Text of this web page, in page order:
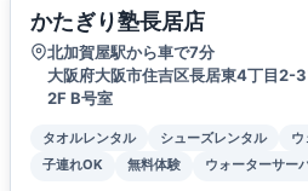
かたぎり塾長居店
北加賀屋駅から車で7分
大阪府大阪市住吉区長居東4丁目2-
2F B号室
タオルレンタル シューズレンタル ウ
子連れOK
無料体験 ウォーターサー